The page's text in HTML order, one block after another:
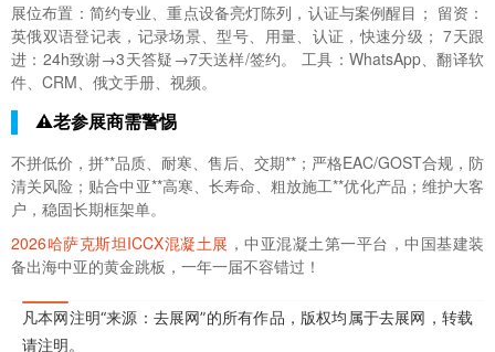
展位布置：简约专业、重点设备亮灯陈列，认证与案例醒目； 留资：
英俄双语登记表，记录场景、型号、用量、认证，快速分级； 7天跟
进：24h致谢→3天答疑→7天送样/签约。 工具：WhatsApp、翻译软
件、CRM、俄文手册、视频。
⚠️老参展商需警惕
不拼低价，拼**品质、耐寒、售后、交期**；严格EAC/GOST合规，防
清关风险；贴合中亚**高寒、长寿命、粗放施工**优化产品；维护大客
户，稳固长期框架单。
2026哈萨克斯坦ICCX混凝土展 ，中亚混凝土第一平台，中国基建装
备出海中亚的黄金跳板，一年一届不容错过！
凡本网注明“来源：去展网”的所有作品，版权均属于去展网，转载
请注明。